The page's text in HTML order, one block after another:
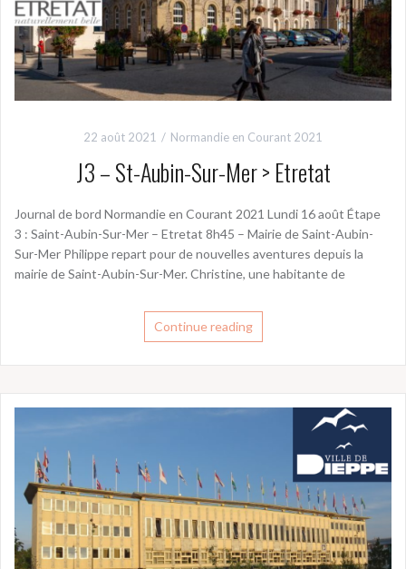
22 août 2021 Normandie en Courant 2021
J3 – St-Aubin-Sur-Mer > Etretat
Journal de bord Normandie en Courant 2021 Lundi 16 août Étape
3 : Saint-Aubin-Sur-Mer – Etretat 8h45 – Mairie de Saint-Aubin-
Sur-Mer Philippe repart pour de nouvelles aventures depuis la
mairie de Saint-Aubin-Sur-Mer. Christine, une habitante de
Continue reading